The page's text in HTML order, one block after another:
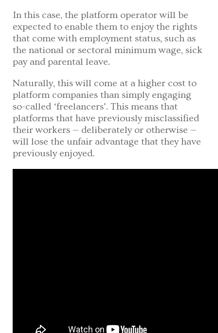
In this case, the platform operator will be
expected to enable them to enjoy the rights
that come with employment status, such as
the national or sectoral minimum wage, sick
pay and parental leave.
Naturally, this will come at a higher cost to
platform companies than simply engaging
so-called ‘freelancers’. This means that
platforms that have previously misclassified
their workers — deliberately or otherwise —
will lose the unfair advantage that they have
previously enjoyed.